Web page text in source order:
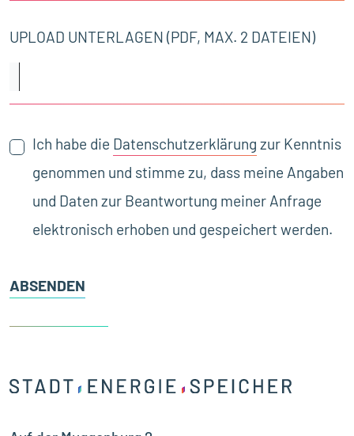
UPLOAD UNTERLAGEN (PDF, MAX. 2 DATEIEN)
Ich habe die Datenschutzerklärung zur Kenntnis
genommen und stimme zu, dass meine Angaben
und Daten zur Beantwortung meiner Anfrage
elektronisch erhoben und gespeichert werden.
ABSENDEN